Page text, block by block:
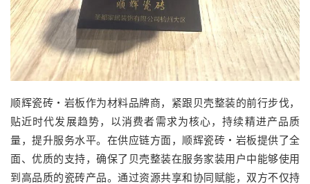
顺辉瓷砖・岩板作为材料品牌商，紧跟贝壳整装的前行步伐，
贴近时代发展趋势，以消费者需求为核心，持续精进产品质
量，提升服务水平。在供应链方面，顺辉瓷砖・岩板提供了全
面、优质的支持，确保了贝壳整装在服务家装用户中能够使用
到高品质的瓷砖产品。通过资源共享和协同赋能，双方不仅持